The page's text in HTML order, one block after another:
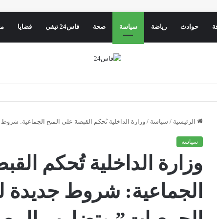
حوادث رياضة سياسة صحة فاس24 تيفي قضايا
الرئيسية / سياسة / وزارة الداخلية تُحكم القبضة على المنح الجماعية:
سياسة
وزارة الداخلية تُحكم
الجماعية: شروط جديدة